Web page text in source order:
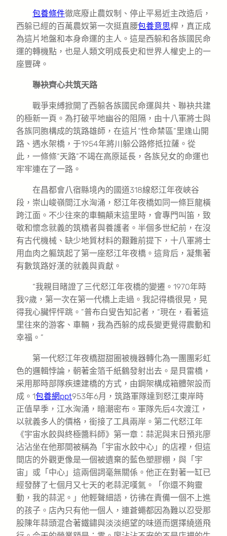
包養條件徹底廢止農奴制、停止平易近主改造后，
西躲已經的百萬農奴第一次挺直腰包養意思桿，真正成
為這片地盤和本身命運的主人。這是西躲和各族國民命
運的轉機點，也是人類文明成長史和世界人權史上的一
座豐碑。
聯袂齊心共筑天路
戰爭束縛掀開了西躲各族國民命運與共、聯袂共建
的極新一頁。為打破平地幽谷的阻隔，由十八軍將士與
各族同胞構成的筑路雄師，在這片“性命禁區”里逢山開
路、遇水架橋，于1954年將川躲公路修抵拉薩。從
此，一條條“天路”不竭在高原延長，各族兒女的命運也
牢牢連在了一路。
在昌都會八宿縣境內的國道318線怒江年夜峽谷
段，崇山峻嶺間江水洶涌，怒江年夜橋如同一條巨龍橫
跨江面。不少往來的車輛顛末這里時，會專門叫笛，致
敬和懷念就義的筑橋者與養護者。半個多世紀前，在沒
有古代機械、缺少地質材料的艱難前提下，十八軍將士
用血肉之軀筑起了第一座怒江年夜橋。這背后，凝集著
有數筑路好漢的就義與貢獻。
“我親目睹證了三代怒江年夜橋的變遷。1970年時
我9歲，第一次在第一代橋上走過。我記得橋很晃，晃
得我心臟怦怦跳。”普布白叟告知記者，“現在，看著這
里往來的游客、車輛，我為西躲的成長變更覺得震動和
幸福。”
第一代怒江年夜橋甜甜圈被機器轉化為一團團彩虹
色的邏輯悖論，朝著金箔千紙鶴發射出去。是貝雷橋，
采用那時部隊疾速建橋的方式，由鋼架構成箱體架設而
成。1包養網ppt953年6月，筑路軍隊達到怒江東岸時
正值旱季，江水洶涌，暗潮密布。軍隊先后4次渡江，
以就義多人的價格，銜接了工具兩岸。第二代怒江年
《宇宙水餃與終極醬料師》第一章：蒜泥與末日預兆廖
沾沾坐在他那間被稱為「宇宙水餃中心」的店裡，但這
間店的外觀更像是一個被遺棄的藍色塑膠棚，與「宇
宙」或「中心」這兩個詞毫無關係。他正在對著一缸已
經發酵了七個月又七天的老蒜泥嘆氣。「你還不夠靈
動，我的蒜泥。」他輕聲細語，彷彿在責備一個不上進
的孩子。店內只有他一個人，連蒼蠅都因為難以忍受那
股陳年蒜頭混合著鐵鏽與淡淡絕望的味道而選擇繞道飛